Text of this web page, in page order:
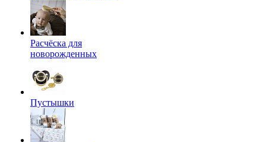
Расчёска для
новорожденных
Пустышки